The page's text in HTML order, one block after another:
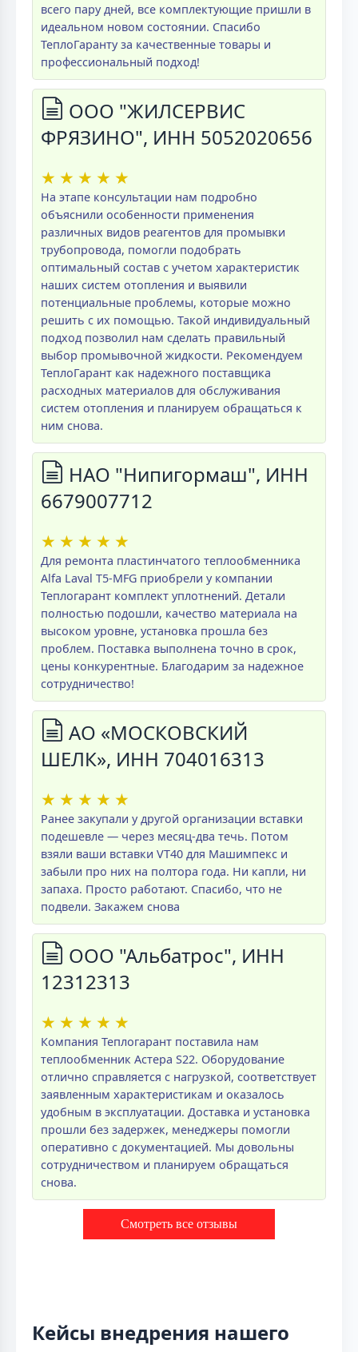
всего пару дней, все комплектующие пришли в
идеальном новом состоянии. Спасибо
ТеплоГаранту за качественные товары и
профессиональный подход!
ООО "ЖИЛСЕРВИС
ФРЯЗИНО", ИНН 5052020656
★ ★ ★ ★ ★
На этапе консультации нам подробно
объяснили особенности применения
различных видов реагентов для промывки
трубопровода, помогли подобрать
оптимальный состав с учетом характеристик
наших систем отопления и выявили
потенциальные проблемы, которые можно
решить с их помощью. Такой индивидуальный
подход позволил нам сделать правильный
выбор промывочной жидкости. Рекомендуем
ТеплоГарант как надежного поставщика
расходных материалов для обслуживания
систем отопления и планируем обращаться к
ним снова.
НАО "Нипигормаш", ИНН
6679007712
★ ★ ★ ★ ★
Для ремонта пластинчатого теплообменника
Alfa Laval T5-MFG приобрели у компании
Теплогарант комплект уплотнений. Детали
полностью подошли, качество материала на
высоком уровне, установка прошла без
проблем. Поставка выполнена точно в срок,
цены конкурентные. Благодарим за надежное
сотрудничество!
АО «МОСКОВСКИЙ
ШЕЛК», ИНН 704016313
★ ★ ★ ★ ★
Ранее закупали у другой организации вставки
подешевле — через месяц-два течь. Потом
взяли ваши вставки VT40 для Машимпекс и
забыли про них на полтора года. Ни капли, ни
запаха. Просто работают. Спасибо, что не
подвели. Закажем снова
ООО "Альбатрос", ИНН
12312313
★ ★ ★ ★ ★
Компания Теплогарант поставила нам
теплообменник Астера S22. Оборудование
отлично справляется с нагрузкой, соответствует
заявленным характеристикам и оказалось
удобным в эксплуатации. Доставка и установка
прошли без задержек, менеджеры помогли
оперативно с документацией. Мы довольны
сотрудничеством и планируем обращаться
снова.
Смотреть все отзывы
Кейсы внедрения нашего